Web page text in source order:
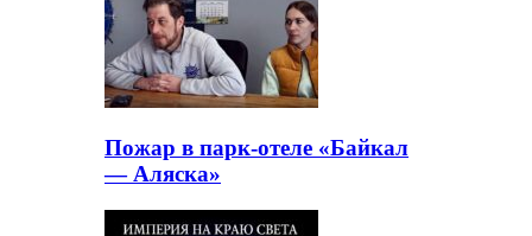
Пожар в парк-отеле «Байкал
— Аляска»